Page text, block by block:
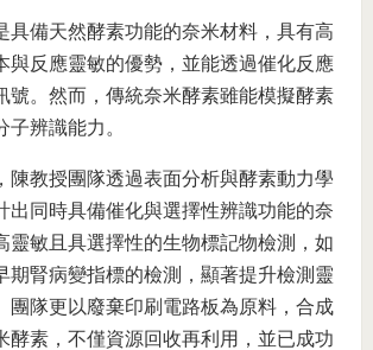
具備天然酵素功能的奈米材料，具有高
與反應靈敏的優勢，並能透過催化反應
號。然而，傳統奈米酵素雖能模擬酵素
辨識能力。
陳教授團隊透過表面分析與酵素動力學
出同時具備催化與選擇性辨識功能的奈
靈敏且具選擇性的生物標記物檢測，如
期腎病變指標的檢測，顯著提升檢測靈
團隊更以廢棄印刷電路板為原料，合成
酵素，不僅資源回收再利用，並已成功